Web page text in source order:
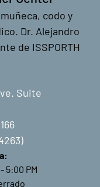
codo y
Dr. Alejandro
de ISSPORTH
Suite
5:00 PM